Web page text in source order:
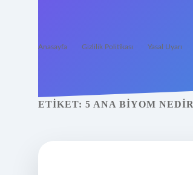
Anasayfa Gizlilik Politikası Yasal Uyarı
ETIKET: 5 ANA BIYOM NEDIR